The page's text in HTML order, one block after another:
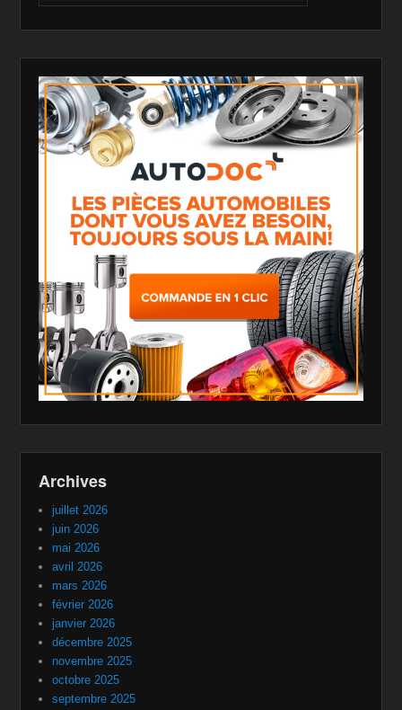
Archives
juillet 2026
juin 2026
mai 2026
avril 2026
mars 2026
février 2026
janvier 2026
décembre 2025
novembre 2025
octobre 2025
septembre 2025